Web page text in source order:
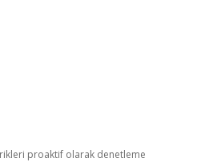
proaktif olarak denetleme